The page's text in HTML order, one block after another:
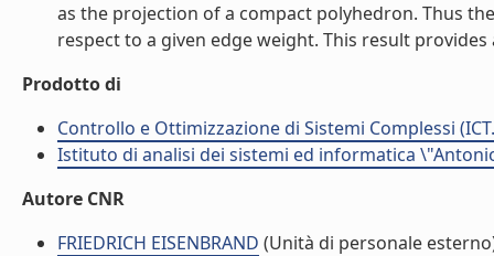
as the projection of a compact polyhedron. Thus
respect to a given edge weight. This result
Prodotto di
Controllo e Ottimizzazione di Sistemi Complessi
Istituto di analisi dei sistemi ed informatica
Autore CNR
FRIEDRICH EISENBRAND (Unità di personale